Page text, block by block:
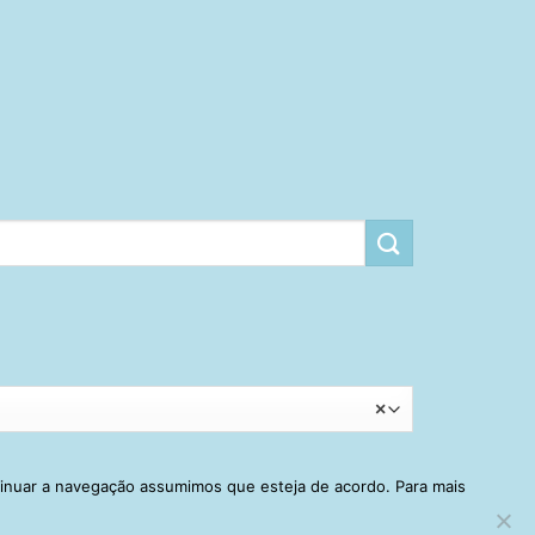
×
a navegação assumimos que esteja de acordo. Para mais